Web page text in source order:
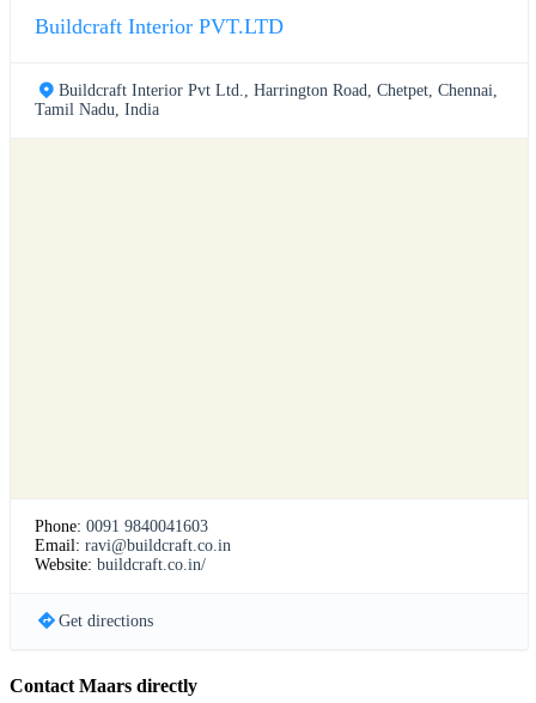
Buildcraft Interior PVT.LTD
Buildcraft Interior Pvt Ltd., Harrington Road, Chetpet, Chennai,
Tamil Nadu, India
Phone: 0091 9840041603
Email: ravi@buildcraft.co.in
Website: buildcraft.co.in/
Get directions
Contact Maars directly